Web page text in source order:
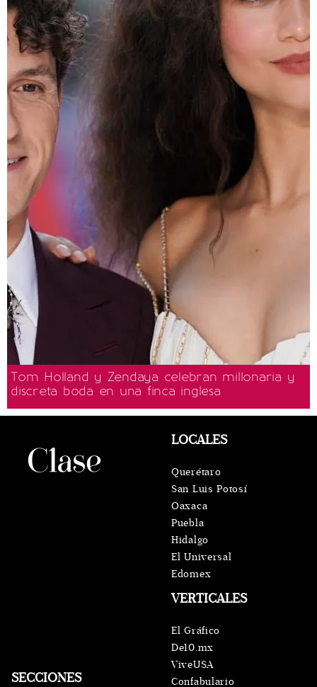
Tom Holland y Zendaya celebran millonaria y
discreta boda en una finca inglesa
SECCIONES
VERTICALES
El Gráfico
De10.mx
ViveUSA
Confabulario
LOCALES
Querétaro
San Luis Potosí
Oaxaca
Puebla
Hidalgo
El Universal
Edomex